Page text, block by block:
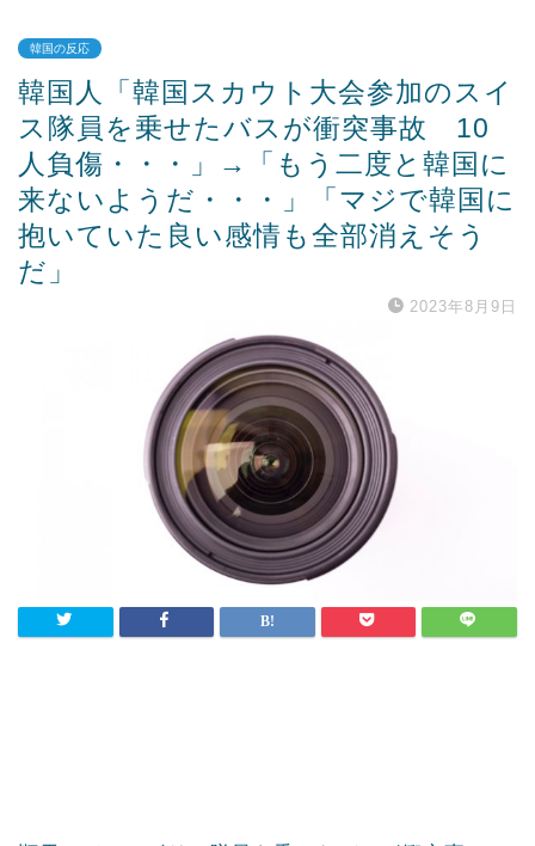
Powered by livedoor 相互RSS
韓国の反応
韓国人「韓国スカウト大会参加のスイ
ス隊員を乗せたバスが衝突事故 10
人負傷・・・」→「もう二度と韓国に
来ないようだ・・・」「マジで韓国に
抱いていた良い感情も全部消えそう
だ」
2023年8月9日